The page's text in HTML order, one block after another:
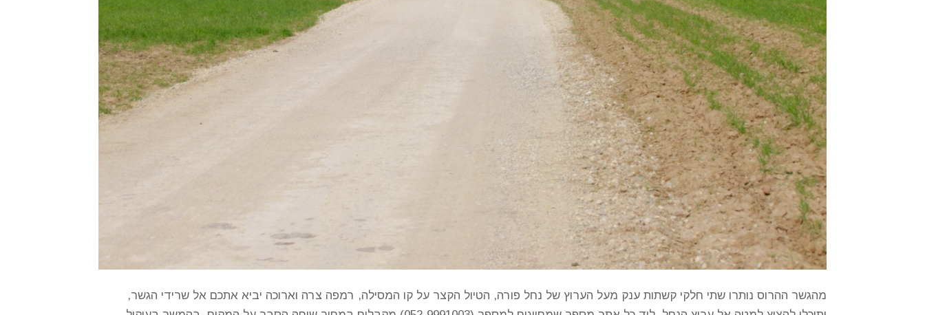
מהגשר ההרוס נותרו שתי חלקי קשתות ענק מעל הערוץ של נחל פורה, הטיול הקצר על קו המסילה, רמפה צרה וארוכה יביא אתכם אל שרידי הגשר,